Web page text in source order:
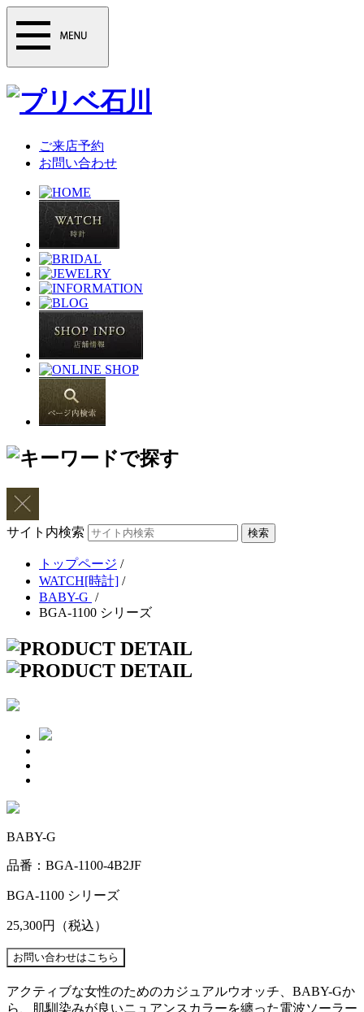
ご来店予約
お問い合わせ
サイト内検索
トップページ /
WATCH[時計] /
BABY-G /
BGA-1100 シリーズ
BABY-G
品番：BGA-1100-4B2JF
BGA-1100 シリーズ
25,300円 （税込）
アクティブな女性のためのカジュアルウオッチ、BABY-Gか
ら、肌馴染みが良いニュアンスカラーを纏った電波ソーラー